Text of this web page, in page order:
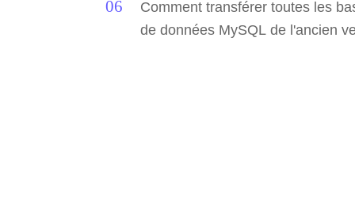
Comment transférer toutes les
de données MySQL de l'ancien